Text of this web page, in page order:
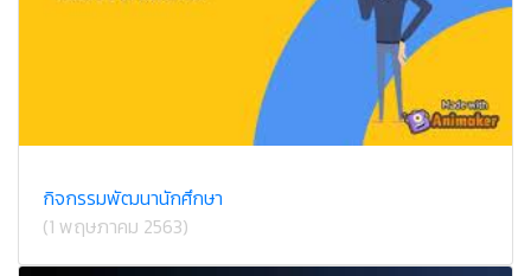
กิจกรรมพัฒนานักศึกษา
(1 พฤษภาคม 2563)